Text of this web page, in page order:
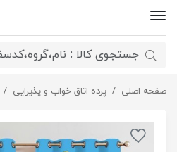
صفحه اصلی پرده اتاق خواب و پذیراییپرده اتاق کودک طرح نمو